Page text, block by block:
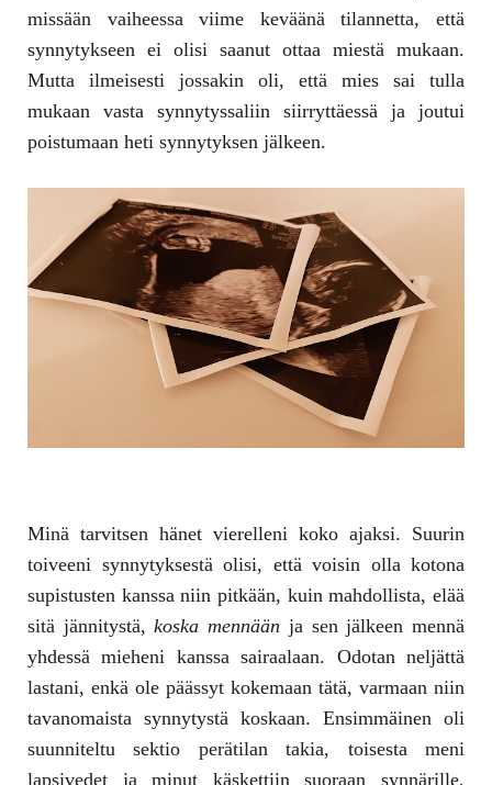
missään vaiheessa viime keväänä tilannetta, että
synnytykseen ei olisi saanut ottaa miestä mukaan.
Mutta ilmeisesti jossakin oli, että mies sai tulla
mukaan vasta synnytyssaliin siirryttäessä ja joutui
poistumaan heti synnytyksen jälkeen.
Minä tarvitsen hänet vierelleni koko ajaksi. Suurin
toiveeni synnytyksestä olisi, että voisin olla kotona
supistusten kanssa niin pitkään, kuin mahdollista, elää
sitä jännitystä,koska mennään ja sen jälkeen mennä
yhdessä mieheni kanssa sairaalaan. Odotan neljättä
lastani, enkä ole päässyt kokemaan tätä, varmaan niin
tavanomaista synnytystä koskaan. Ensimmäinen oli
suunniteltu sektio perätilan takia, toisesta meni
lapsivedet ja minut käskettiin suoraan synnärille,